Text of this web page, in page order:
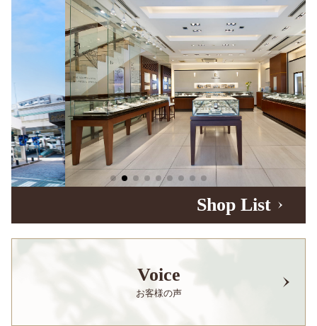
Shop List
Voice
お客様の声